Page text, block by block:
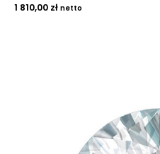
1 810,00 zł netto